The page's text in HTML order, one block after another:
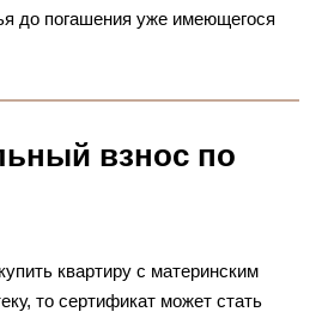
до погашения уже имеющегося
взнос по
квартиру с материнским
то сертификат может стать